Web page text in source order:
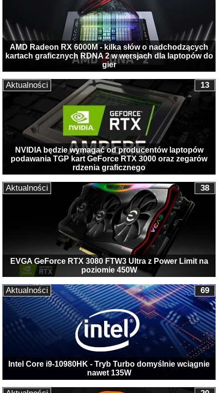
AMD Radeon RX 6000M - kilka słów o nadchodzących
kartach graficznych RDNA 2 w wersjach dla laptopów do
gier
NVIDIA będzie wymagać od producentów laptopów
podawania TGP kart GeForce RTX 3000 oraz zegarów
rdzenia graficznego
13
Aktualności
EVGA GeForce RTX 3080 FTW3 Ultra z Power Limit na
poziomie 450W
38
Aktualności
Intel Core i9-10980HK - Tryb Turbo domyślnie wciągnie
nawet 135W
69
Aktualności